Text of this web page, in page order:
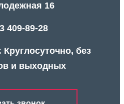
16
409-89-28
без
и выходных